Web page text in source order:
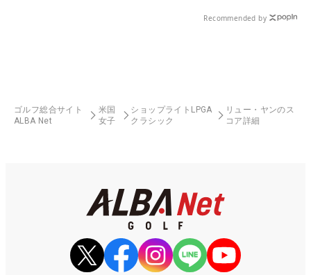
Recommended by
ゴルフ総合サイト
ALBA Net
米国
女子
ショップライトLPGA
クラシック
リュー・ヤンのス
コア詳細